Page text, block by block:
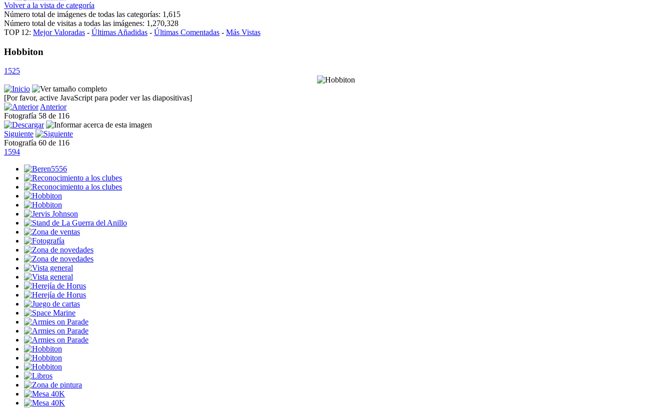
Volver a la vista de categoría
Número total de imágenes de todas las categorías: 1,615
Número total de visitas a todas las imágenes: 1,270,328
TOP 12: Mejor Valoradas - Últimas Añadidas - Últimas Comentadas - Más Vistas
Hobbiton
1525
[Por favor, active JavaScript para poder ver las diapositivas]
Anterior
Fotografía 58 de 116
Siguiente
Fotografía 60 de 116
1594